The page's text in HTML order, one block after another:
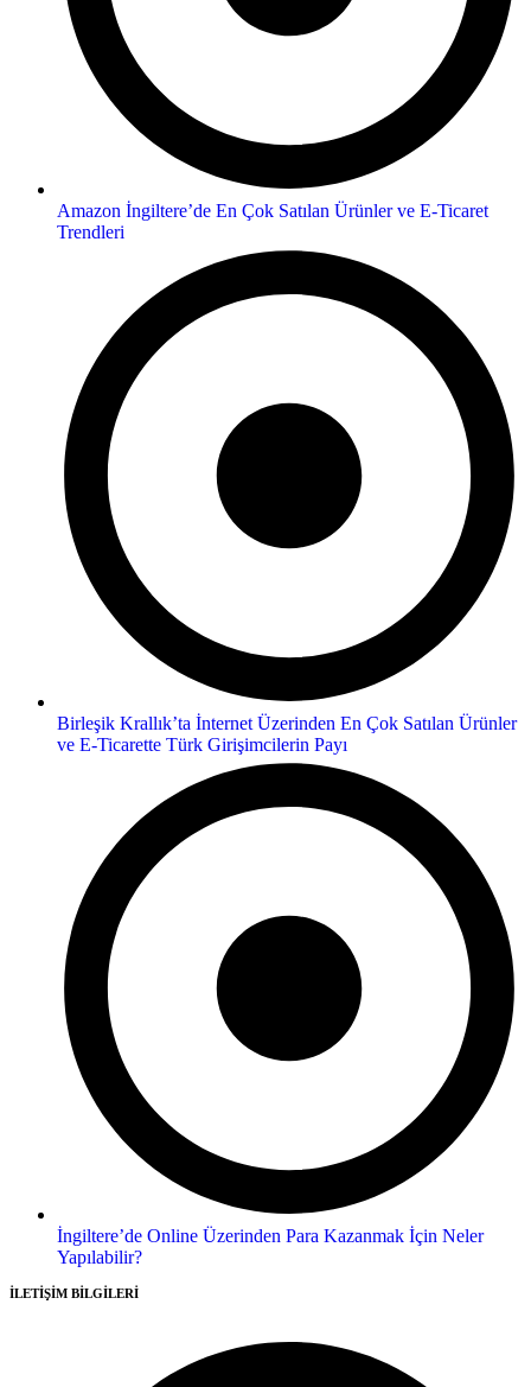
Amazon İngiltere’de En Çok Satılan Ürünler ve E-Ticaret
Trendleri
Birleşik Krallık’ta İnternet Üzerinden En Çok Satılan Ürünler
ve E-Ticarette Türk Girişimcilerin Payı
İngiltere’de Online Üzerinden Para Kazanmak İçin Neler
Yapılabilir?
İLETİŞİM BİLGİLERİ